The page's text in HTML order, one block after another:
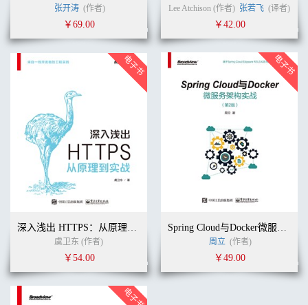
张开涛 (作者)
￥69.00
Lee Atchison (作者) 张若飞 (译者)
￥42.00
深入浅出 HTTPS：从原理到实战
虞卫东 (作者)
￥54.00
Spring Cloud与Docker微服务架构实战（第2版）
周立 (作者)
￥49.00